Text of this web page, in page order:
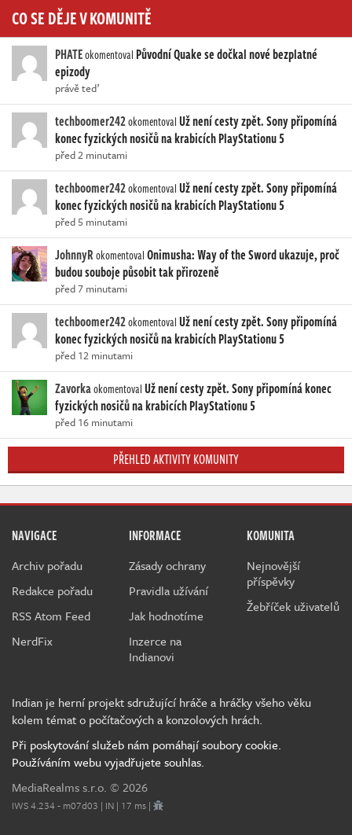
CO SE DĚJE V KOMUNITĚ
PHATEokomentoval Původní Quake se dočkal nové bezplatné
epizody
právě teď
techboomer242okomentovalUž není cesty zpět. Sony připomíná
konec fyzických nosičů na krabicích PlayStationu 5
před 2 minutami
techboomer242okomentovalUž není cesty zpět. Sony připomíná
konec fyzických nosičů na krabicích PlayStationu 5
před 5 minutami
JohnnyRokomentovalOnimusha: Way of the Sword ukazuje, proč
budou souboje působit tak přirozeně
před 7 minutami
techboomer242okomentovalUž není cesty zpět. Sony připomíná
konec fyzických nosičů na krabicích PlayStationu 5
před 12 minutami
ZavorkaokomentovalUž není cesty zpět. Sony připomíná konec
fyzických nosičů na krabicích PlayStationu 5
před 16 minutami
PŘEHLED AKTIVITY KOMUNITY
NAVIGACE
Archiv pořadu
Redakce pořadu
RSS Atom Feed
NerdFix
INFORMACE
Zásady ochrany
Pravidla užívání
Jak hodnotíme
Inzerce na
Indianovi
KOMUNITA
Nejnovější
příspěvky
Žebříček uživatelů
Indian je herní projekt sdružující hráče a hráčky všeho věku
kolem témat o počítačových a konzolových hrách.
Při poskytování služeb nám pomáhají soubory cookie.
Používáním webu vyjadřujete souhlas.
MediaRealms s.r.o. © 2026
IWS 4.234 - m07d03 | IN | 17 ms |